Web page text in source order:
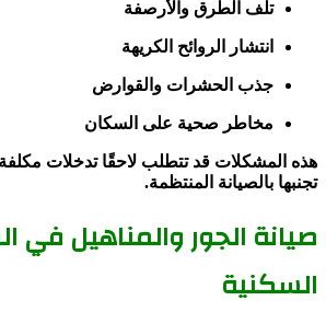
تلف الطرق والأرصفة
انتشار الروائح الكريهة
جذب الحشرات والقوارض
مخاطر صحية على السكان
هذه المشكلات قد تتطلب لاحقًا تدخلات
تجنبها بالصيانة المنتظمة.
صيانة الجور والمناهيل في
السكنية